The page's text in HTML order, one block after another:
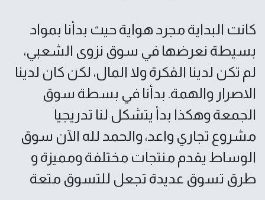
كانت البداية مجرد هواية حيث بدأنا بمواد
بسيطة نعرضها في سوق نزوى الشعبي،
لم تكن لدينا الفكرة ولا المال، لكن كان لدينا
الاصرار والهمة. بدأنا في بسطة سوق
الجمعة وهكذا بدأ يتشكل لنا تدريجيا
مشروع تجاري واعد، والحمد لله الآن سوق
الوساط يقدم منتجات مختلفة ومميزة و
طرق تسوق عديدة تجعل للتسوق متعة